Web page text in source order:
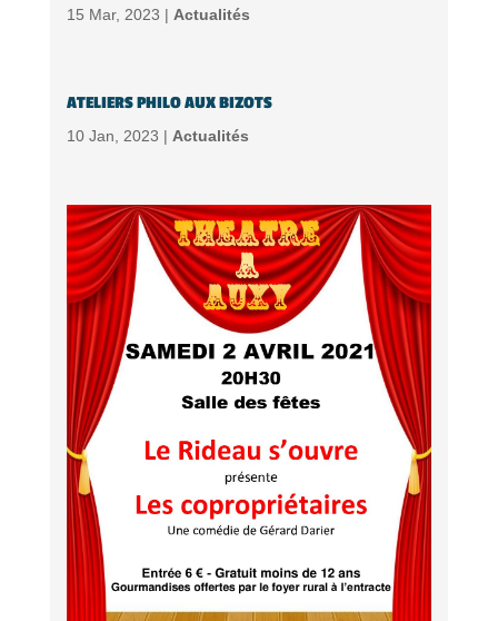
15 Mar, 2023 | Actualités
ATELIERS PHILO AUX BIZOTS
10 Jan, 2023 | Actualités